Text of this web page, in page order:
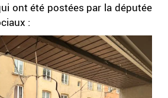
ont été postées par la députée
: